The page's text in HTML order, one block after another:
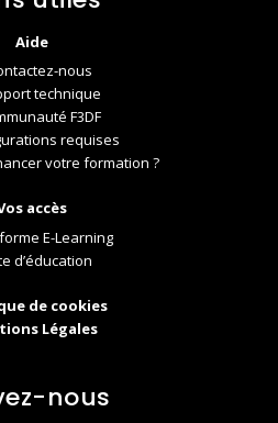
Aide
nous
technique
F3DF
requises
votre formation ?
accès
E-Learning
d’éducation
de cookies
Légales
nous